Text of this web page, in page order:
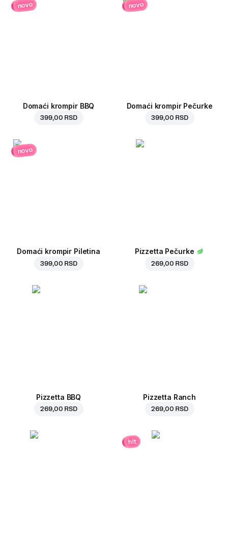
novo
Domaći krompir BBQ
399,00 RSD
novo
Domaći krompir Pečurke
399,00 RSD
novo
Domaći krompir Piletina
399,00 RSD
Pizzetta Pečurke
269,00 RSD
Pizzetta BBQ
269,00 RSD
Pizzetta Ranch
269,00 RSD
hit